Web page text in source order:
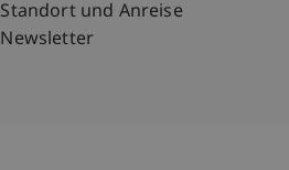
Standort und Anreise
Newsletter